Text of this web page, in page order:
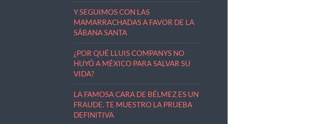
Y SEGUIMOS CON LAS
MAMARRACHADAS A FAVOR DE LA
SÁBANA SANTA
¿POR QUÉ LLUIS COMPANYS NO
HUYÓ A MÉXICO PARA SALVAR SU
VIDA?
LA FAMOSA CARA DE BÉLMEZ ES UN
FRAUDE. TE MUESTRO LA PRUEBA
DEFINITIVA